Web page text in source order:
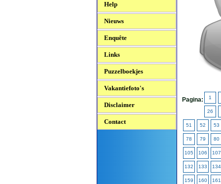
Help
Nieuws
Enquête
Links
Puzzelboekjes
Vakantiefoto's
Disclaimer
Contact
Pagina: 1
26
51 52 53
78 79 80
105 106 107
132 133 134
159 160 161